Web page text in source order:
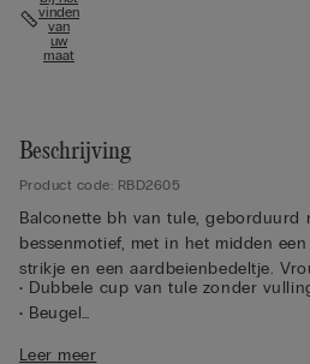
vinden
van
uw
maat
Beschrijving
Product code: RBD2605
Balconette bh van tule, geborduurd
bessenmotief, met in het midden
strikje en een aardbeienbedeltje.
• Dubbele cup van tule zonder
• Beugel
Leer meer